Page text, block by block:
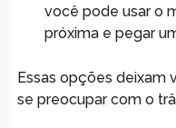
você pode usar o
próxima e pegar
Essas opções deixam
se preocupar com o